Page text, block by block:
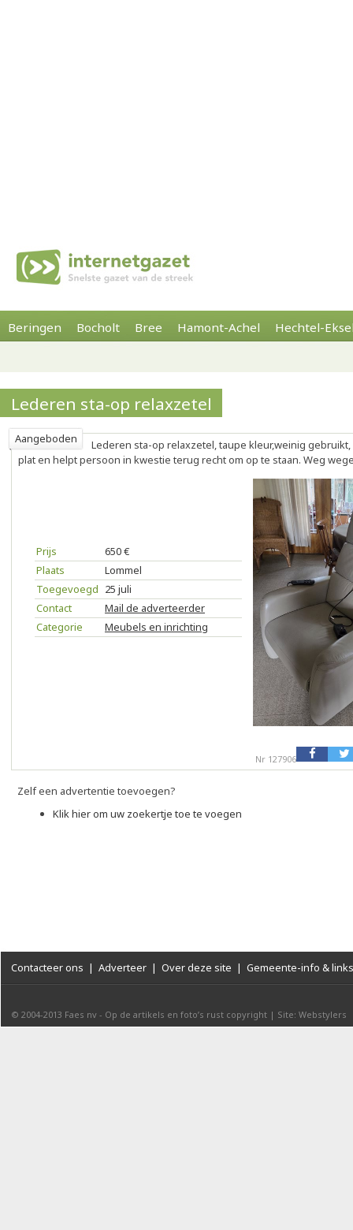
Beringen Bocholt Bree Hamont-Achel Hechtel-
Lederen sta-op relaxzetel
Aangeboden
Lederen sta-op relaxzetel, taupe kleur,weinig
plat en helpt persoon in kwestie terug recht om op te staan. Weg
Prijs
650 €
Plaats
Lommel
Toegevoegd 25 juli
Contact
Mail de adverteerder
Categorie
Meubels en inrichting
Nr 127906
Zelf een advertentie toevoegen?
Klik hier om uw zoekertje toe te voegen
Contacteer ons | Adverteer | Over deze site | Gemeente-info & links
© 2004-2013 Faes nv - Op de artikels en foto’s rust copyright | Site: Webstylers